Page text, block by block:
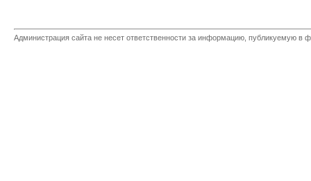
Администрация сайта не несет ответственности за информацию, публикуемую